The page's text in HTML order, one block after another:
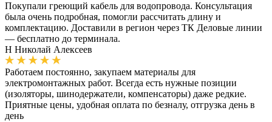
Покупали греющий кабель для водопровода. Консультация
была очень подробная, помогли рассчитать длину и
комплектацию. Доставили в регион через ТК Деловые линии
— бесплатно до терминала.
Н Николай Алексеев
Работаем постоянно, закупаем материалы для
электромонтажных работ. Всегда есть нужные позиции
(изоляторы, шинодержатели, компенсаторы) даже редкие.
Приятные цены, удобная оплата по безналу, отгрузка день в
день